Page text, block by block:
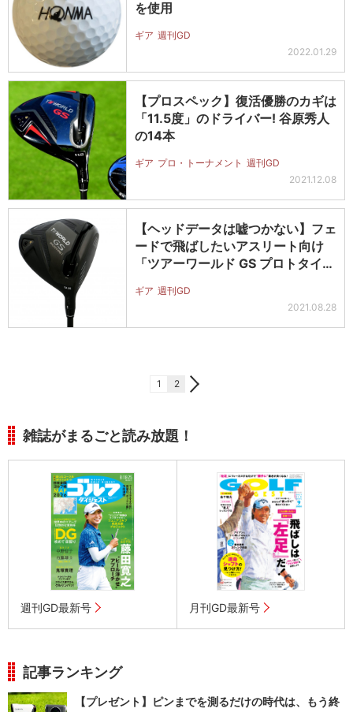
を使用
ギア 週刊GD
2022.01.29
【プロスペック】復活優勝のカギは
「11.5度」のドライバー! 谷原秀人
の14本
ギア プロ・トーナメント 週刊GD
2021.12.08
【ヘッドデータは嘘つかない】フェ
ードで飛ばしたいアスリート向け
「ツアーワールド GS プロトタイプ
ギア 週刊GD
2021.08.28
1 2
雑誌がまるごと読み放題！
週刊GD最新号 月刊GD最新号
記事ランキング
【プレゼント】ピンまでを測るだけの時代は、もう終